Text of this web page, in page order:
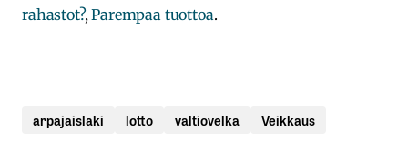
rahastot?,Parempaa tuottoa.
arpajaislaki lotto valtiovelka Veikkaus